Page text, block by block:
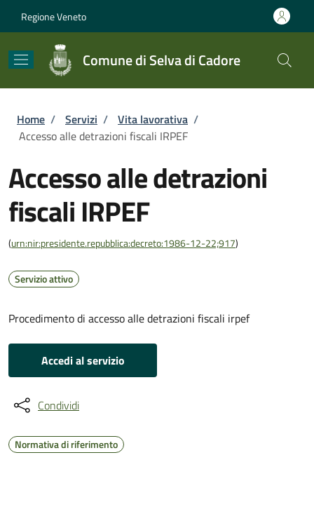
Regione Veneto
Comune di Selva di Cadore
Briciole di pane
Home / Servizi / Vita lavorativa /
Accesso alle detrazioni fiscali IRPEF
Accesso alle detrazioni
fiscali IRPEF
(urn:nir:presidente.repubblica:decreto:1986-12-22;917)
Servizio attivo
Procedimento di accesso alle detrazioni fiscali irpef
Accedi al servizio
Condividi
Normativa di riferimento